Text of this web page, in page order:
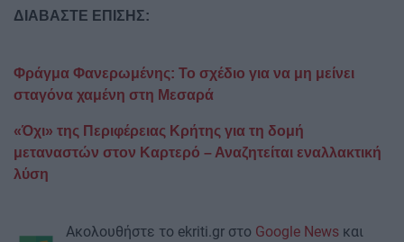
ΔΙΑΒΑΣΤΕ ΕΠΙΣΗΣ:
Φράγμα Φανερωμένης: Το σχέδιο για να μη μείνει
σταγόνα χαμένη στη Μεσαρά
«Όχι» της Περιφέρειας Κρήτης για τη δομή
μεταναστών στον Καρτερό – Αναζητείται εναλλακτική
λύση
Ακολουθήστε το ekriti.gr στο Google News και